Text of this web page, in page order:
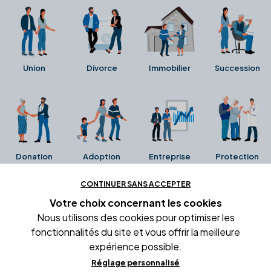
Union Divorce Immobilier Succession
Donation Adoption Entreprise Protection
Ces avis proviennent directement de la fiche Google
Business de l'office notarial. Ils n'ont ni été collectés ni
été vérifiés par Alexia.fr.
Conditions générales d'utilisation
CONTINUER SANS ACCEPTER
Votre choix concernant les cookies
Nous utilisons des cookies pour optimiser les
fonctionnalités du site et vous offrir la meilleure
expérience possible.
Réglage personnalisé